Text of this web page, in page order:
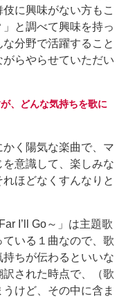
に興味がない方もこ
と調べて興味を持っ
分野で活躍すること
らやらせていただい
、どんな気持ちを歌に
く陽気な楽曲で、マ
意識して、楽しみな
ほどなくすんなりと
I’ll Go～」は主題歌
いる１曲なので、歌
ちが伝わるといいな
された時点で、（歌
けど、その中に含ま